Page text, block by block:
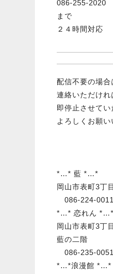
086-255-2020
まで
２４時間対応
配信不要の場合
連絡いただけれ
即停止させて
よろしくお願
*…* 藍 *…*
岡山市表町3丁
086-224-
*…* 恋れん *…*
岡山市表町3丁
藍の二階
086-235-0051
*…*浪漫館 *…*